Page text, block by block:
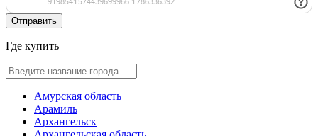
Где купить
Амурская область
Арамиль
Архангельск